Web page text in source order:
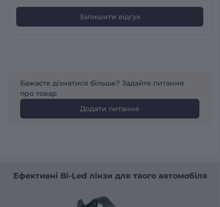
Залишити відгук
Бажаєте дізнатися більше? Задайте питання
про товар
Додати питання
Ефективні Bi-Led лінзи для твого автомобіля